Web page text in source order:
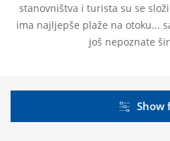
stanovništva i turista su se
ima najljepše plaže na otoku...
još nepoznate
Show